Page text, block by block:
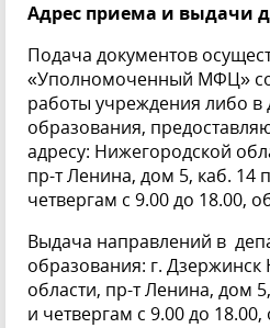
Адрес приема и выдачи
Подача документов
«Уполномоченный МФЦ»
работы учреждения либо в
образования,
адресу: Нижегородской
пр-т Ленина, дом 5, каб. 14
четвергам с 9.00 до 18.00,
Выдача направлений в
образования: г.
области, пр-т Ленина, дом
и четвергам с 9.00 до